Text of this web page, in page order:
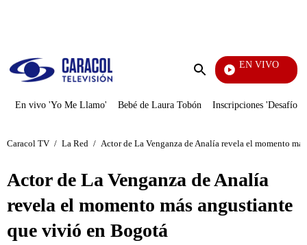
Enviar
EN VIVO
Diario De Diana
En vivo 'Yo Me Llamo' Bebé de Laura Tobón Inscripciones 'Desafío'
Caracol TV / La Red / Actor de La Venganza de Analía revela el momento
Actor de La Venganza de Analía
revela el momento más angustiante
que vivió en Bogotá